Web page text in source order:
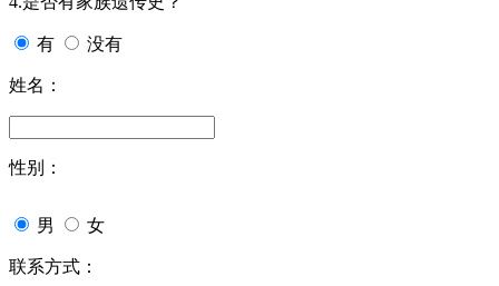
有 没有
姓名：
性别：
男 女
联系方式：